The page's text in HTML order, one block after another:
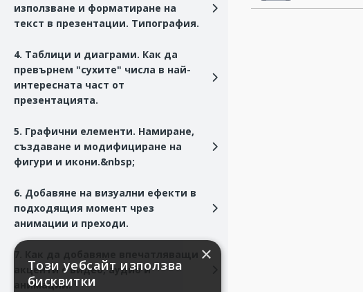
използване и форматиране на
текст в презентации. Типография.
4. Таблици и диаграми. Как да
превърнем "сухите" числа в най-
интересната част от
презентацията.
5. Графични елементи. Намиране,
създаване и модифициране на
фигури и икони.&nbsp;
6. Добавяне на визуални ефекти в
подходящия момент чрез
анимации и преходи.
7. Как да добавяме впечатляващи
акценти с видео, аудио и
анимации.
×
Този уебсайт използва
бисквитки